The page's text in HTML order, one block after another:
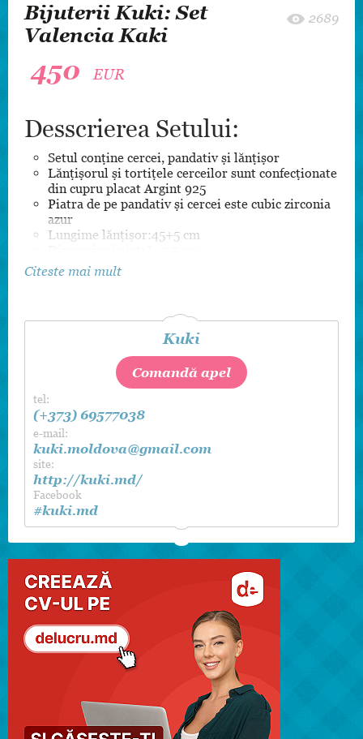
Bijuterii Kuki: Set
Valencia Kaki
2689
450 EUR
Desscrierea Setului:
Setul conține cercei, pandativ și lănțișor
Lănțișorul și tortițele cerceilor sunt confecționate
din cupru placat Argint 925
Piatra de pe pandativ și cercei este cubic zirconia
azur
Lungime lănțișor:45+5 cm
Citeste mai mult
Kuki
Comandă apel
tel:
(+373) 69577038
e-mail:
kuki.moldova@gmail.com
site:
http://kuki.md/
Facebook
#kuki.md